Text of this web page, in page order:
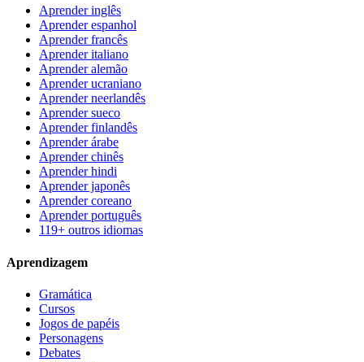
Aprender inglês
Aprender espanhol
Aprender francês
Aprender italiano
Aprender alemão
Aprender ucraniano
Aprender neerlandês
Aprender sueco
Aprender finlandês
Aprender árabe
Aprender chinês
Aprender hindi
Aprender japonês
Aprender coreano
Aprender português
119+ outros idiomas
Aprendizagem
Gramática
Cursos
Jogos de papéis
Personagens
Debates